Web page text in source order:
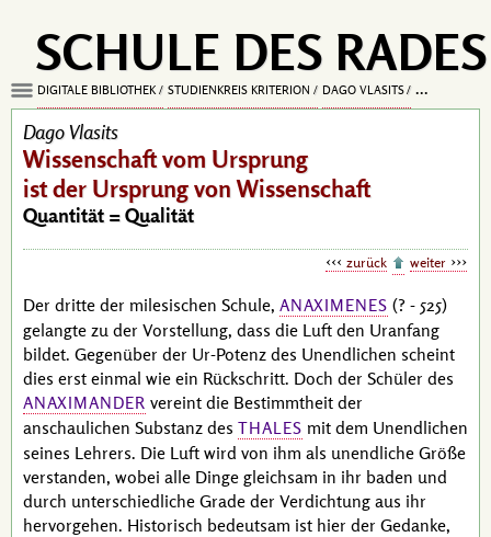
SCHULE DES RADES
DIGITALE BIBLIOTHEK STUDIENKREIS KRITERION DAGO VLASITS
Dago Vlasits
Wissenschaft vom Ursprung
ist der Ursprung von Wissenschaft
Quantität = Qualität
zurück weiter
Der dritte der milesischen Schule, ANAXIMENES (? - 525)
gelangte zu der Vorstellung, dass die Luft den Uranfang
bildet. Gegenüber der Ur-Potenz des Unendlichen scheint
dies erst einmal wie ein Rückschritt. Doch der Schüler des
ANAXIMANDER vereint die Bestimmtheit der
anschaulichen Substanz des THALES mit dem Unendlichen
seines Lehrers. Die Luft wird von ihm als unendliche Größe
verstanden, wobei alle Dinge gleichsam in ihr baden und
durch unterschiedliche Grade der Verdichtung aus ihr
hervorgehen. Historisch bedeutsam ist hier der Gedanke,